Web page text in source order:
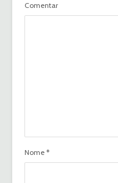
Comentar
Nome *